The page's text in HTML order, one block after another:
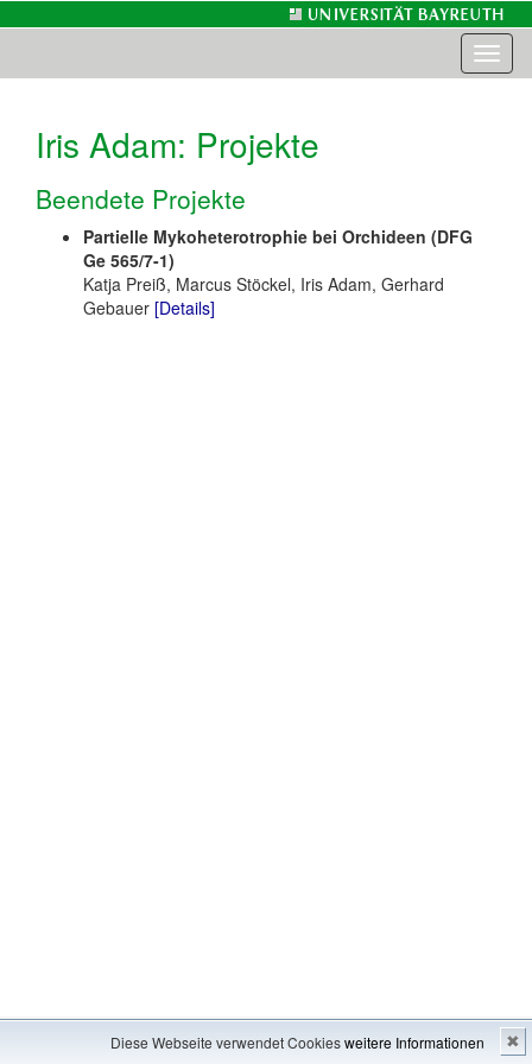
Diese Webseite verwendet Cookiesweitere Informationen ✖
Iris Adam: Projekte
Beendete Projekte
Partielle Mykoheterotrophie bei Orchideen (DFG
Ge 565/7-1)
Katja Preiß, Marcus Stöckel, Iris Adam, Gerhard
Gebauer [Details]
Impressum---Inhaltsverzeichnis